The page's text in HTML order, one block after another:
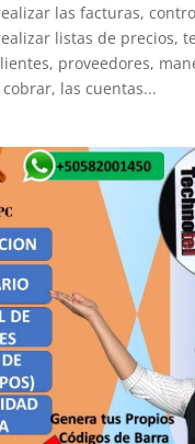
las facturas,
listas de precios,
proveedores,
las cuentas...